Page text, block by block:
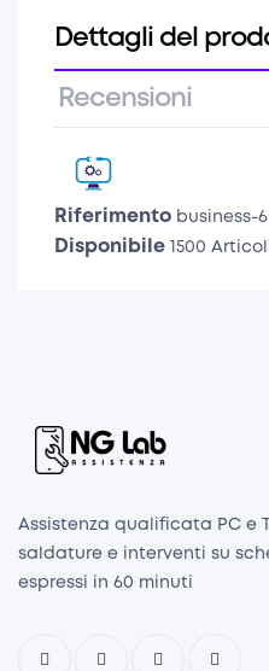
Dettagli del
Recensioni
Riferimento business-6
Disponibile 1500 Articoli
Assistenza qualificata PC e
saldature e interventi su
espressi in 60 minuti